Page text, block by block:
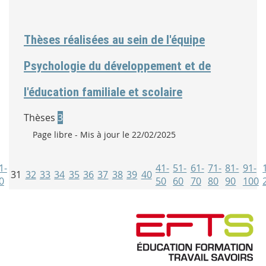
Thèses réalisées au sein de l'équipe
Psychologie du développement et de
l'éducation familiale et scolaire
Thèses 3
Type :
Page libre - Mis à jour le 22/02/2025
31 32 33 34 35 36 37 38 39 40 41-
50
51-
60
61-
70
71-
80
81-
90
91-
100